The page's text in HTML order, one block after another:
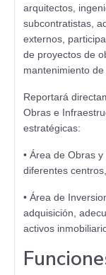
arquitectos,
subcontratistas,
externos,
de proyectos de
mantenimiento
Reportará
Obras e
estratégicas:
• Área de Obras
diferentes
• Área de
adquisición,
activos